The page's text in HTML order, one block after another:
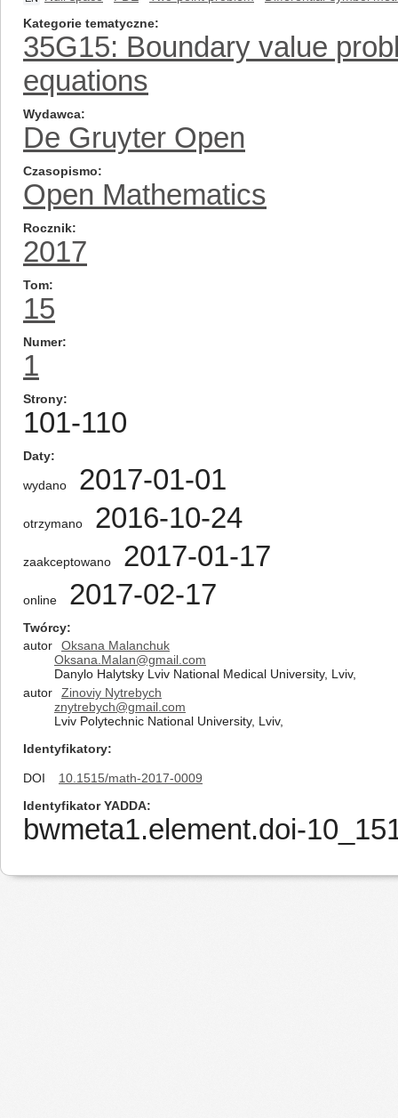
Kategorie tematyczne
35G15: Boundary value
equations
Wydawca
De Gruyter Open
Czasopismo
Open Mathematics
Rocznik
2017
Tom
15
Numer
1
Strony
101-110
Daty
wydano 2017-01-01
otrzymano 2016-10-24
zaakceptowano 2017-01-17
online 2017-02-17
Twórcy
autor
Oksana Malanchuk
Oksana.Malan@gmail.com
Danylo Halytsky Lviv National Medical University, Lviv,
autor
Zinoviy Nytrebych
znytrebych@gmail.com
Lviv Polytechnic National University, Lviv,
Identyfikatory
DOI
10.1515/math-2017-0009
Identyfikator YADDA
bwmeta1.element.doi-